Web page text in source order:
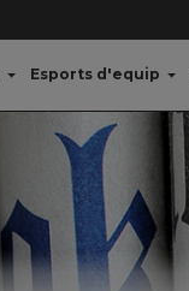
Esports d'equip